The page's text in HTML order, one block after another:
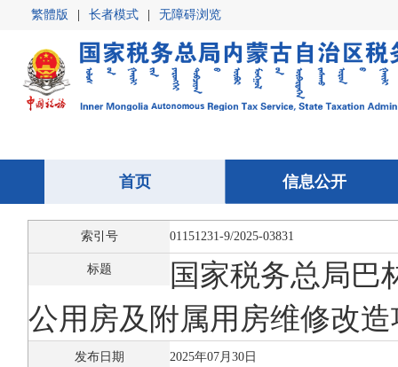
繁體版 长者模式 无障碍浏览
首页 信息公开
首页 信息公开
索引号 01151231-9/2025-03831
标题
国家税务总局巴
公用房及附属用房维修改
发布日期 2025年07月30日